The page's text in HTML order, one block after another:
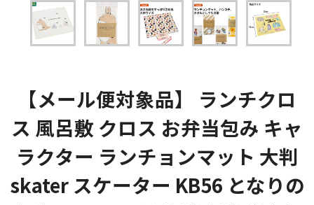
【メール便対象品】 ランチクロ
ス 風呂敷 クロス お弁当包み キャ
ラクター ランチョンマット 大判
skater スケーター KB56 となりの